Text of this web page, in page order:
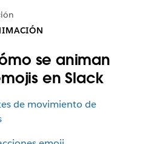
se animan
en Slack
de movimiento de